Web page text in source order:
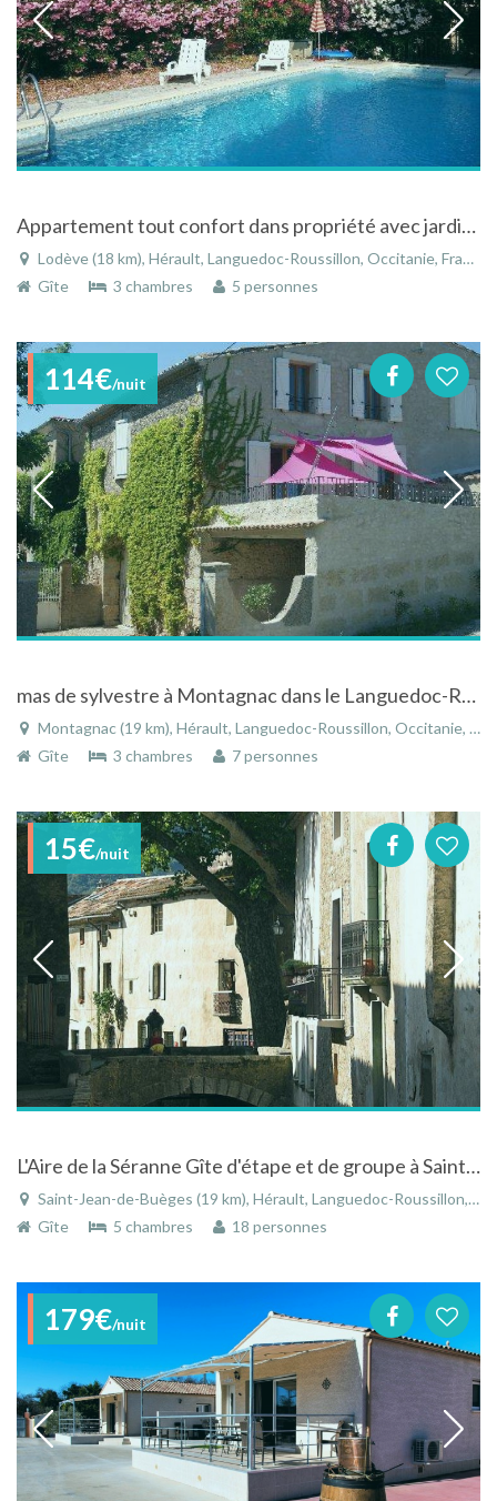
Appartement tout confort dans propriété avec jardin et piscine dans le Languedoc-Roussillon
Lodève (18 km), Hérault, Languedoc-Roussillon, Occitanie, France
Gîte
3 chambres 5 personnes
114€/nuit
mas de sylvestre à Montagnac dans le Languedoc-Roussillon
Montagnac (19 km), Hérault, Languedoc-Roussillon, Occitanie, France
Gîte
3 chambres 7 personnes
15€/nuit
L'Aire de la Séranne Gîte d'étape et de groupe à Saint Jean de Buèges
Saint-Jean-de-Buèges (19 km), Hérault, Languedoc-Roussillon, Occitanie, France
Gîte
5 chambres 18 personnes
179€/nuit